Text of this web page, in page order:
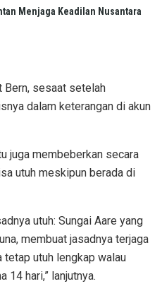
Menjaga Keadilan Nusantara
Bern, sesaat setelah
dalam keterangan di akun
juga membeberkan secara
utuh meskipun berada di
utuh: Sungai Aare yang
membuat jasadnya terjaga
utuh lengkap walau
14 hari,” lanjutnya.